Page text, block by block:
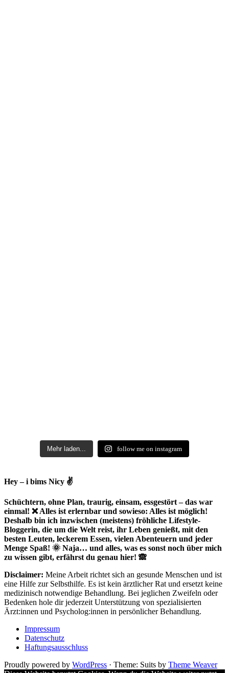
Mehr laden... follow me on instagram
Hey – i bims Nicy ✌
Schüchtern, ohne Plan, traurig, einsam, essgestört – das war
einmal! ❌ Alles ist erlernbar und sowieso: Alles ist möglich!
Deshalb bin ich inzwischen (meistens) fröhliche Lifestyle-
Bloggerin, die um die Welt reist, ihr Leben genießt, mit den
besten Leuten, leckerem Essen, vielen Abenteuern und jeder
Menge Spaß! 🌞 Naja… und alles, was es sonst noch über mich
zu wissen gibt, erfährst du genau hier! 🙈
Disclaimer: Meine Arbeit richtet sich an gesunde Menschen und ist
eine Hilfe zur Selbsthilfe. Es ist kein ärztlicher Rat und ersetzt keine
medizinisch notwendige Behandlung. Bei jeglichen Zweifeln oder
Bedenken hole dir jederzeit Unterstützung von spezialisierten
Ärzt:innen und Psycholog:innen in persönlicher Behandlung.
Impressum
Datenschutz
Haftungsausschluss
Proudly powered by WordPress · Theme: Suits by Theme Weaver